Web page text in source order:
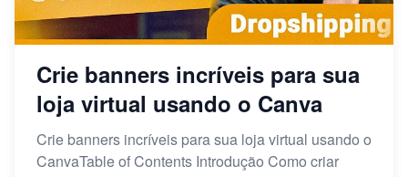
Crie banners incríveis para sua
loja virtual usando o Canva
Crie banners incríveis para sua loja virtual usando o
CanvaTable of Contents Introdução Como criar